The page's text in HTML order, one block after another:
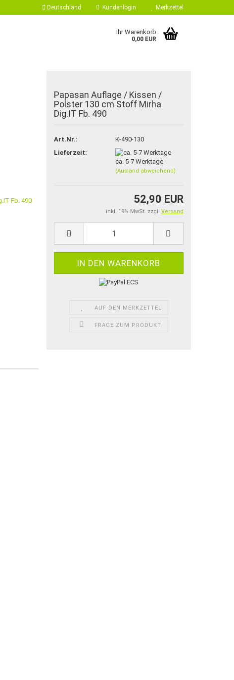
Deutschland Kundenlogin Merkzettel
Ihr Warenkorb
0,00 EUR
Papasan Auflage / Kissen /
Polster 130 cm Stoff Mirha
Dig.IT Fb. 490
Art.Nr.:
K-490-130
Lieferzeit:
ca. 5-7 Werktage
(Ausland abweichend)
52,90 EUR
inkl. 19% MwSt. zzgl. Versand
AUF DEN MERKZETTEL
FRAGE ZUM PRODUKT